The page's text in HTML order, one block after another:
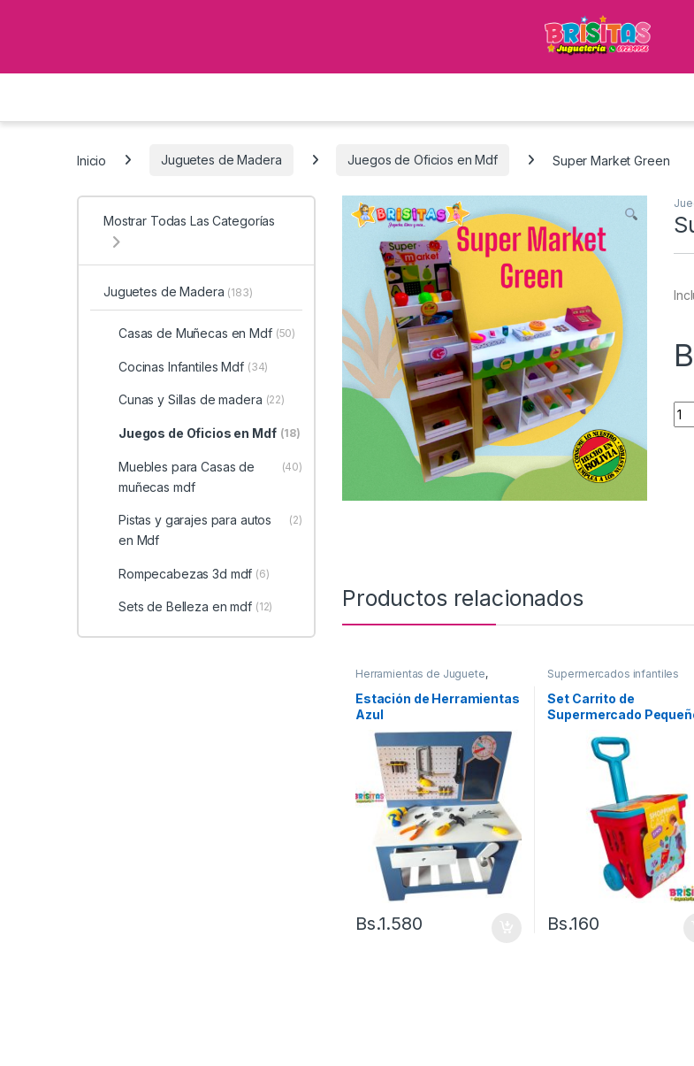
Inicio Juguetes de Madera Juegos de Oficios en Mdf Super Market Green
Productos relacionados
Herramientas de Juguete,
Juegos de Oficios en Mdf
Estación de Herramientas
Azul
Bs.1.580
Supermercados infantiles
Set Carrito de
Supermercado
Bs.160
Mostrar Todas Las Categorías
Juguetes de Madera (183)
Casas de Muñecas en Mdf (50)
Cocinas Infantiles Mdf (34)
Cunas y Sillas de madera (22)
Juegos de Oficios en Mdf (18)
Muebles para Casas de
muñecas mdf
(40)
Pistas y garajes para autos
en Mdf
(2)
Rompecabezas 3d mdf (6)
Sets de Belleza en mdf (12)